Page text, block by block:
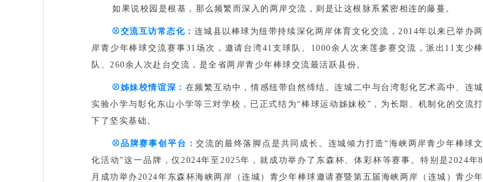
如果说校园是根基，那么频繁而深入的两岸交流，则是让这根脉系紧密相连的藤蔓。
⚾️交流互访常态化‌： 连城县以棒球为纽带持续深化两岸体育文化交流，2014年以来已举办两
岸青少年棒球交流赛事31场次，邀请台湾41支球队、1000余人次来莲参赛交流，派出11支少棒
队、260余人次赴台交流，是全省两岸青少年棒球交流最活跃县份。
⚾️姊妹校情谊深‌： 在频繁互动中，情感纽带自然缔结。连城二中与台湾彰化艺术高中、连城
实验小学与彰化东山小学等三对学校，已正式‌结为“棒球运动姊妹校”‌，为长期、机制化的交流打
下了坚实基础。
⚾️品牌赛事创平台‌：交流的最终落脚点是共同成长。连城倾力打造“海峡两岸青少年棒球文
化活动”这一品牌，仅2024年至2025年，就成功举办了东森杯、体彩杯等赛事。特别是2024年8
月成功举办2024年东森杯海峡两岸（连城）青少年棒球邀请赛暨第五届海峡两岸（连城）青少年